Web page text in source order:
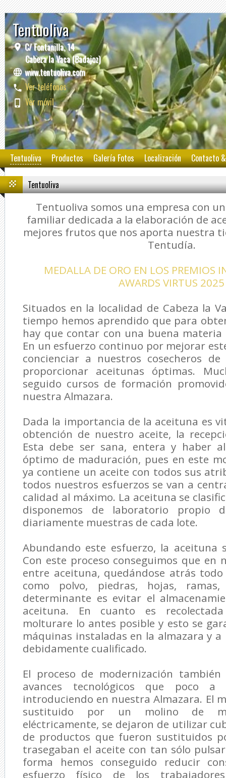
Tentuoliva
C/ Fontanilla, 14
Cabeza la Vaca (Badajoz)
www.tentuoliva.com
Ver teléfonos
Ver móvil
Tentuoliva Productos Galería Fotos Localización Contacto
Tentuoliva
Tentuoliva somos una empresa con
familiar dedicada a la elaboración de
mejores frutos que nos aporta nuestra
Tentudía.
MEDALLA DE ORO EN LOS PREMIOS
AWARDS VIRTUS 2025
Situados en la localidad de Cabeza la
tiempo hemos aprendido que para
hay que contar con una buena
En un esfuerzo continuo por mejorar
concienciar a nuestros cosecheros
proporcionar aceitunas óptimas.
seguido cursos de formación
nuestra Almazara.
Dada la importancia de la aceituna es
obtención de nuestro aceite, la
Esta debe ser sana, entera y haber
óptimo de maduración, pues en este
ya contiene un aceite con todos sus
todos nuestros esfuerzos se van a
calidad al máximo. La aceituna se
disponemos de laboratorio propio
diariamente muestras de cada lote.
Abundando este esfuerzo, la aceituna
Con este proceso conseguimos que en
entre aceituna, quedándose atrás
como polvo, piedras, hojas,
determinante es evitar el
aceituna. En cuanto es
molturare lo antes posible y esto se
máquinas instaladas en la almazara y
debidamente cualificado.
El proceso de modernización
avances tecnológicos que poco
introduciendo en nuestra Almazara. El
sustituido por un molino de
eléctricamente, se dejaron de utilizar
de productos que fueron sustituidos
trasegaban el aceite con tan sólo
forma hemos conseguido reducir
esfuerzo físico de los